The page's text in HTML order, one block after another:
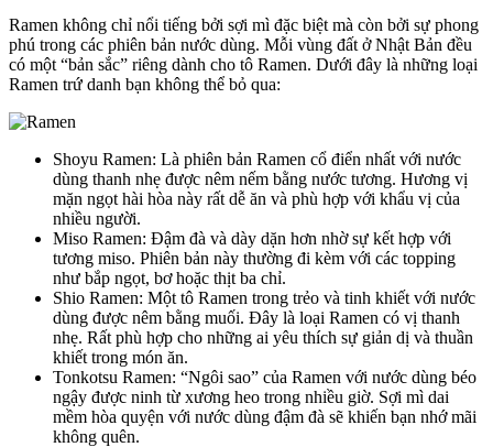
Ramen không chỉ nổi tiếng bởi sợi mì đặc biệt mà còn bởi sự phong
phú trong các phiên bản nước dùng. Mỗi vùng đất ở Nhật Bản đều
có một “bản sắc” riêng dành cho tô Ramen. Dưới đây là những loại
Ramen trứ danh bạn không thể bỏ qua:
Shoyu Ramen: Là phiên bản Ramen cổ điển nhất với nước
dùng thanh nhẹ được nêm nếm bằng nước tương. Hương vị
mặn ngọt hài hòa này rất dễ ăn và phù hợp với khẩu vị của
nhiều người.
Miso Ramen: Đậm đà và dày dặn hơn nhờ sự kết hợp với
tương miso. Phiên bản này thường đi kèm với các topping
như bắp ngọt, bơ hoặc thịt ba chỉ.
Shio Ramen: Một tô Ramen trong trẻo và tinh khiết với nước
dùng được nêm bằng muối. Đây là loại Ramen có vị thanh
nhẹ. Rất phù hợp cho những ai yêu thích sự giản dị và thuần
khiết trong món ăn.
Tonkotsu Ramen: “Ngôi sao” của Ramen với nước dùng béo
ngậy được ninh từ xương heo trong nhiều giờ. Sợi mì dai
mềm hòa quyện với nước dùng đậm đà sẽ khiến bạn nhớ mãi
không quên.